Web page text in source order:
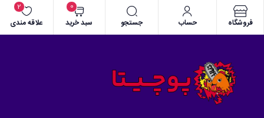
فروشگاه حساب جستجو سبد خرید
0
علاقه مندی
2